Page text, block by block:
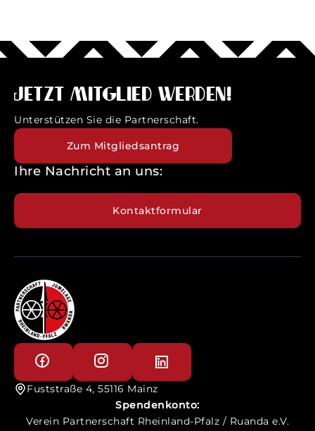
Jetzt Mitglied werden!
Unterstützen Sie die Partnerschaft.
Zum Mitgliedsantrag
Ihre Nachricht an uns:
Kontaktformular
Fuststraße 4, 55116 Mainz
Spendenkonto:
Verein Partnerschaft Rheinland-Pfalz / Ruanda e.V.